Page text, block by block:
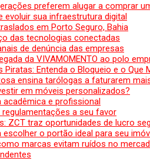
preferem alugar a comprar
evoluir sua infraestrutura digital
em Porto Seguro, Bahia
das tecnologias conectadas
de denúncia das empresas
da VIVAMOMENTO ao polo
Entenda o Bloqueio e o Que
ensina tarólogas a faturarem
em móveis personalizados?
e profissional
a seu favor
ZCT traz oportunidades de lucro
o portão ideal para seu
marcas evitam ruídos no